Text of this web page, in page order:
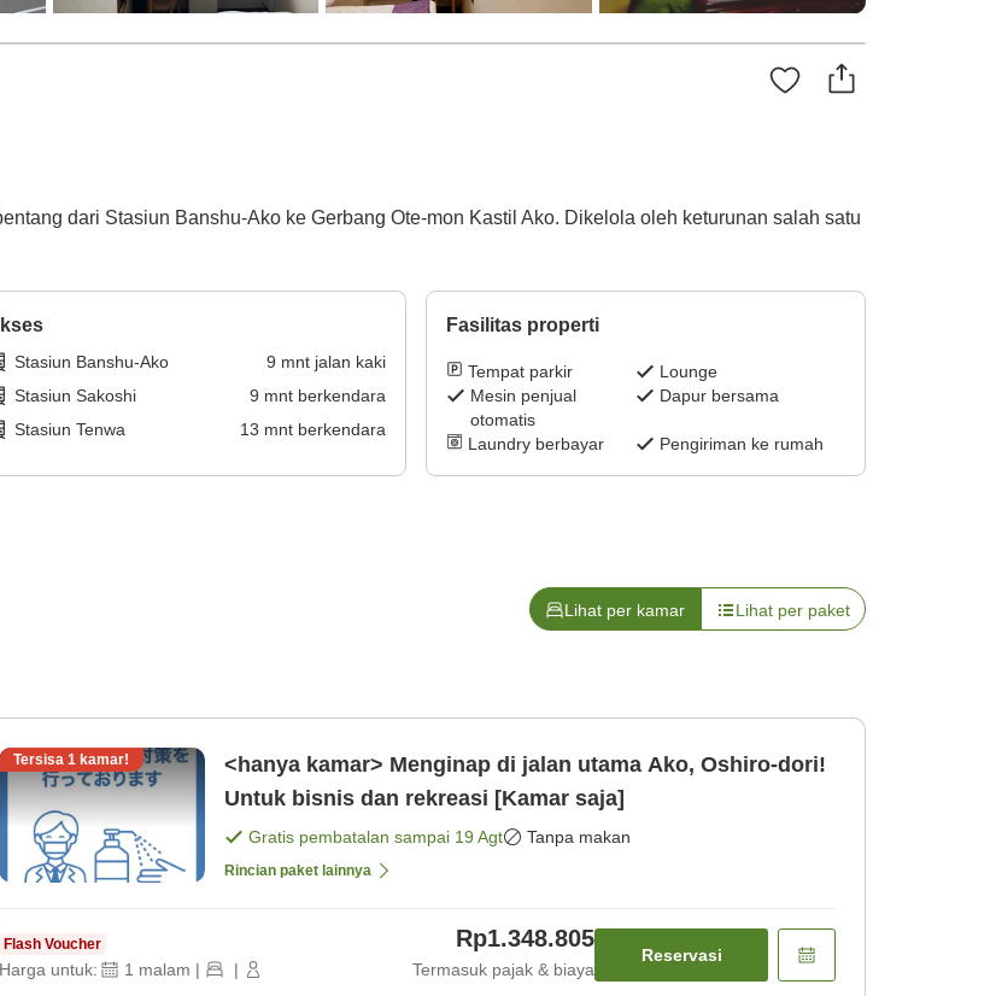
dari Stasiun Banshu-Ako ke Gerbang Ote-mon Kastil Ako. Dikelola oleh keturunan salah satu
Stasiun Banshu-Ako 9 mnt jalan kaki
Stasiun Sakoshi
9 mnt berkendara
Stasiun Tenwa
13 mnt berkendara
Fasilitas properti
Tempat parkir
Lounge
Mesin penjual
otomatis
Dapur bersama
Laundry berbayar Pengiriman ke rumah
Lihat per kamar Lihat per paket
Tersisa 1 kamar!
<hanya kamar> Menginap di jalan utama Ako, Oshiro-dori!
Untuk bisnis dan rekreasi [Kamar saja]
Gratis pembatalan sampai 19 Agt Tanpa makan
Rincian paket lainnya
Flash Voucher
Harga untuk: 1 malam | |
Rp1.348.805
Termasuk pajak & biaya
Reservasi